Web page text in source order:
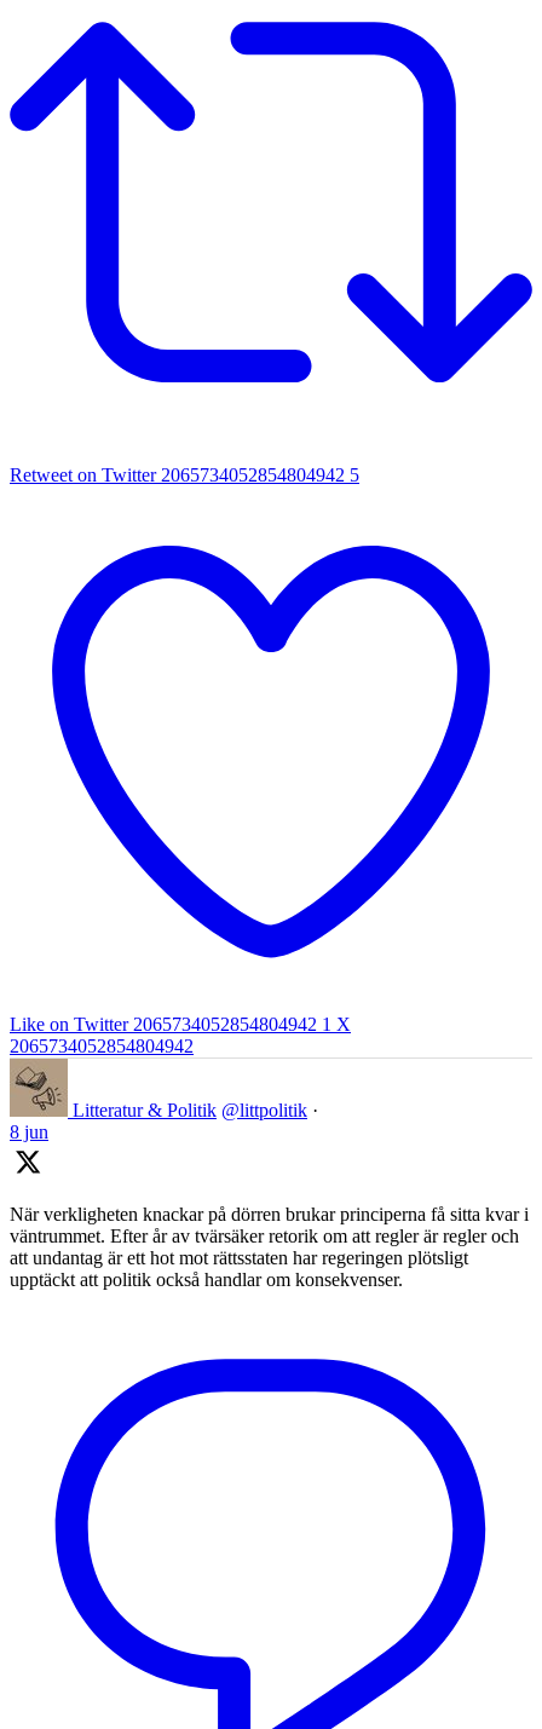
Retweet on Twitter 2065734052854804942 5
Like on Twitter 2065734052854804942 1 X
2065734052854804942
Litteratur & Politik @littpolitik ·
8 jun
När verkligheten knackar på dörren brukar principerna få sitta kvar i
väntrummet. Efter år av tvärsäker retorik om att regler är regler och
att undantag är ett hot mot rättsstaten har regeringen plötsligt
upptäckt att politik också handlar om konsekvenser.